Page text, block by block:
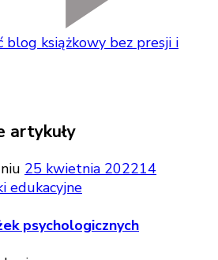
blog książkowy bez presji i
artykuły
25 kwietnia 202214
edukacyjne
psychologicznych